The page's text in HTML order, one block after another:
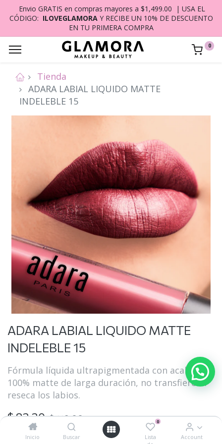
Inicio Buscar
0
Lista
Account
Envio GRATIS en compras mayores a $1,499.00 | USA EL
CÓDIGO: ILOVEGLAMORA Y RECIBE UN 10% DE DESCUENTO
EN TU PRIMERA COMPRA
0
Tienda
ADARA LABIAL LIQUIDO MATTE
INDELEBLE 15
ADARA LABIAL LIQUIDO MATTE
INDELEBLE 15
Fórmula líquida ultrapigmentada con acabado
100% matte de larga duración, no transfiere ni
reseca los labios.
$83.30 $119.00